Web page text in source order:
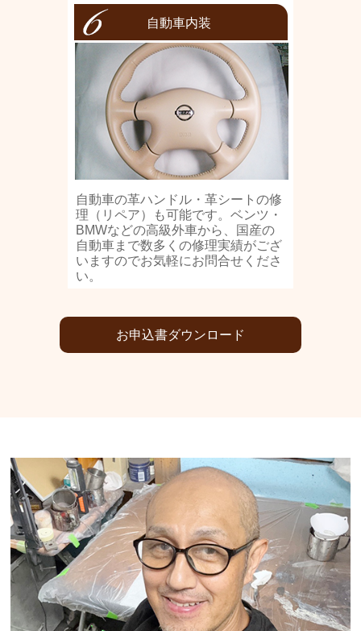
自動車内装
自動車の革ハンドル・革シートの修
理（リペア）も可能です。ベンツ・
BMWなどの高級外車から、国産の
自動車まで数多くの修理実績がござ
いますのでお気軽にお問合せくださ
い。
お申込書ダウンロード